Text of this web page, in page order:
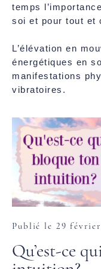
temps
soi et pour tout et
L’élévation en
énergétiques en
manifestations
vibratoires.
Publié le 29
Qu’est-ce